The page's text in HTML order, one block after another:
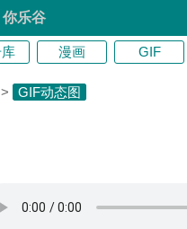
你乐谷
漫画 GIF
> GIF动态图